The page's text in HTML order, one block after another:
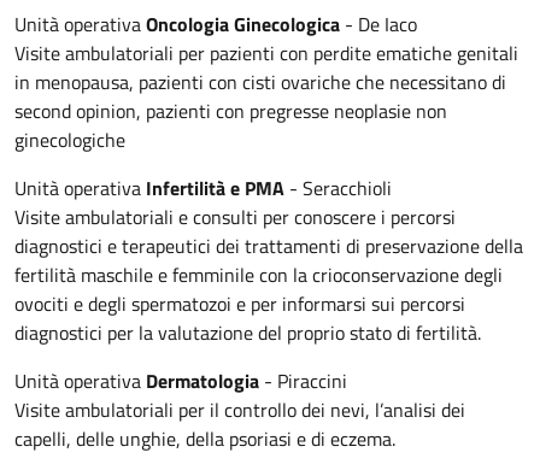
Unità operativaOncologia Ginecologica - De Iaco
Visite ambulatoriali per pazienti con perdite ematiche genitali
in menopausa, pazienti con cisti ovariche che necessitano di
second opinion, pazienti con pregresse neoplasie non
ginecologiche
Unità operativa Infertilità e PMA - Seracchioli
Visite ambulatoriali e consulti per conoscere i percorsi
diagnostici e terapeutici dei trattamenti di preservazione della
fertilità maschile e femminile con la crioconservazione degli
ovociti e degli spermatozoi e per informarsi sui percorsi
diagnostici per la valutazione del proprio stato di fertilità.
Unità operativa Dermatologia - Piraccini
Visite ambulatoriali per il controllo dei nevi, l’analisi dei
capelli, delle unghie, della psoriasi e di eczema.